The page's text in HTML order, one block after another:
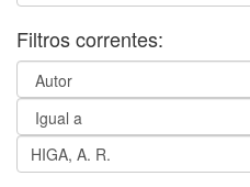
Filtros correntes: